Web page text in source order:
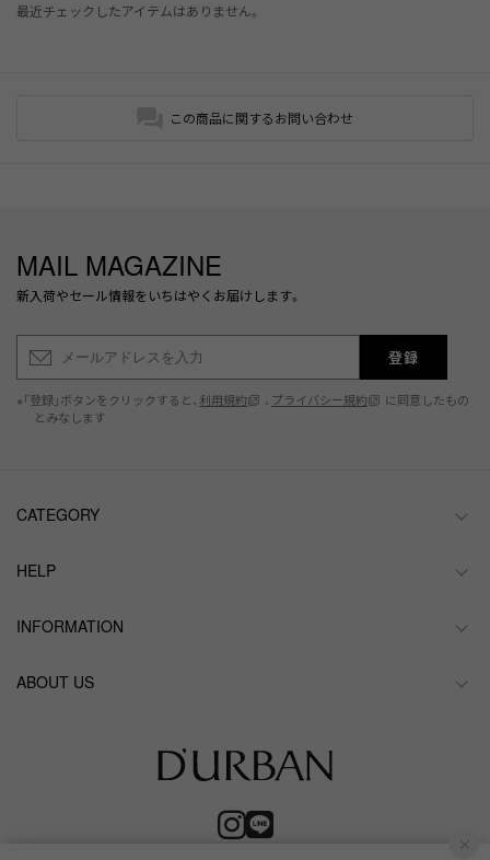
最近チェックしたアイテムはありません。
この商品に関するお問い合わせ
MAIL MAGAZINE
新入荷やセール情報をいちはやくお届けします。
登録
※「登録」ボタンをクリックすると、 利用規約 、 プライバシー規約
に同意したもの
とみなします
CATEGORY
HELP
INFORMATION
ABOUT US